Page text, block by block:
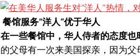
餐馆服务“洋人”优于华人
在一些餐馆中，华人侍者的态度也
的父母有一次来美国探亲，因为